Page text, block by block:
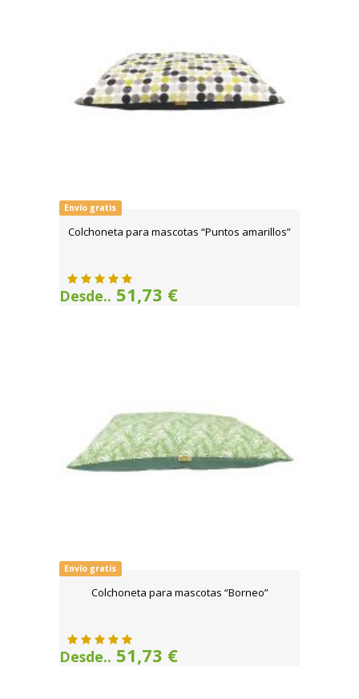
Envío gratis
Colchoneta para mascotas “Puntos amarillos”
Desde.. 51,73 €
Envío gratis
Colchoneta para mascotas “Borneo”
Desde.. 51,73 €